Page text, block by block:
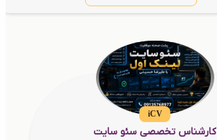
iCV
کارشناس تخصصی سئو سایت